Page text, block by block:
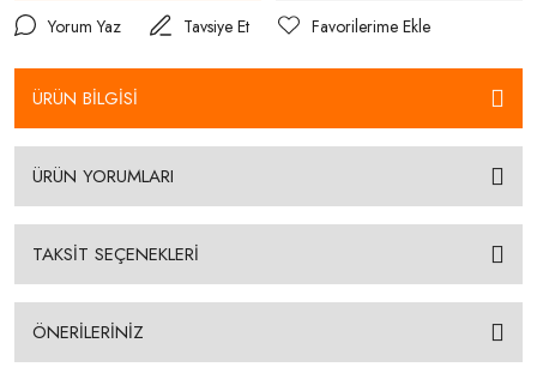
Yorum Yaz Tavsiye Et
ÜRÜN BİLGİSİ
ÜRÜN YORUMLARI
TAKSİT SEÇENEKLERİ
ÖNERİLERİNİZ